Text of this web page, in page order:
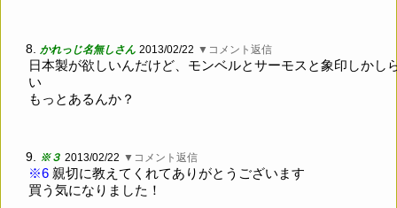
8. かれっじ名無しさん 2013/02/22 ▼コメント返信
日本製が欲しいんだけど、モンベルとサーモスと象印しかし
い
もっとあるんか？
9. ※３ 2013/02/22 ▼コメント返信
※6 親切に教えてくれてありがとうございます
買う気になりました！